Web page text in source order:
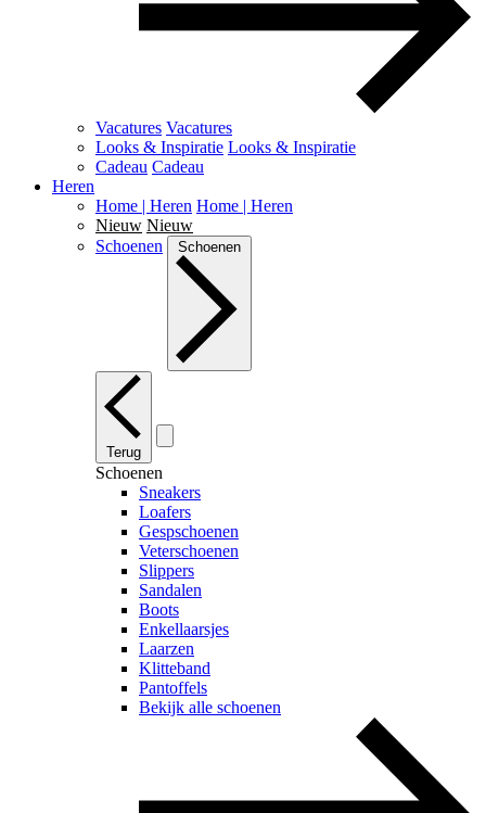
Vacatures Vacatures
Looks & Inspiratie Looks & Inspiratie
Cadeau Cadeau
Heren
Home | Heren Home | Heren
Nieuw Nieuw
Schoenen
Schoenen
Terug
Schoenen
Sneakers
Loafers
Gespschoenen
Veterschoenen
Slippers
Sandalen
Boots
Enkellaarsjes
Laarzen
Klitteband
Pantoffels
Bekijk alle schoenen